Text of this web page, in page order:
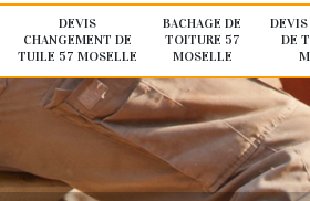
DEVIS
CHANGEMENT DE
TUILE 57 MOSELLE
BACHAGE DE
TOITURE 57
MOSELLE
DEVIS
DE